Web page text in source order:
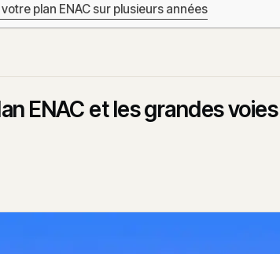
plan ENAC sur plusieurs années
ENAC et les grandes